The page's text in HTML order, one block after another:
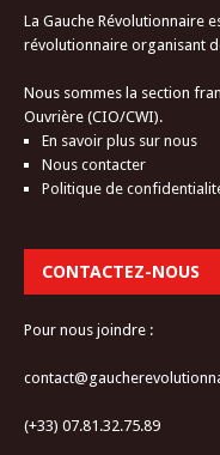
La Gauche Révolutionnaire
révolutionnaire organisant
Nous sommes la section
Ouvrière (CIO/CWI).
En savoir plus sur nous
Nous contacter
Politique de
CONTACTEZ-NOUS
Pour nous joindre :
(+33) 07.81.32.75.89